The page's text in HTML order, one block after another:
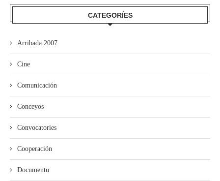
CATEGORÍES
Arribada 2007
Cine
Comunicación
Conceyos
Convocatories
Cooperación
Documentu